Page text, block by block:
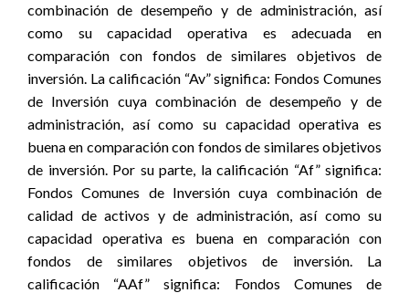
combinación de desempeño y de administración, así
como su capacidad operativa es adecuada en
comparación con fondos de similares objetivos de
inversión. La calificación “Av” significa: Fondos Comunes
de Inversión cuya combinación de desempeño y de
administración, así como su capacidad operativa es
buena en comparación con fondos de similares objetivos
de inversión. Por su parte, la calificación “Af” significa:
Fondos Comunes de Inversión cuya combinación de
calidad de activos y de administración, así como su
capacidad operativa es buena en comparación con
fondos de similares objetivos de inversión. La
calificación “AAf” significa: Fondos Comunes de